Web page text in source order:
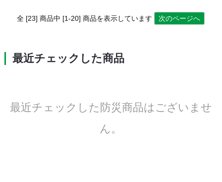
全 [23] 商品中 [1-20] 商品を表示しています 次のページへ
最近チェックした商品
最近チェックした防災商品はございませ
ん。